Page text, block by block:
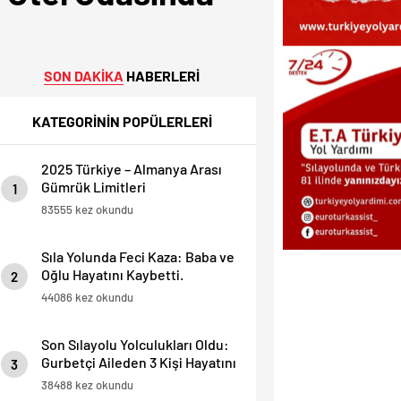
SON DAKİKA HABERLERİ
KATEGORİNİN POPÜLERLERİ
1
2025 Türkiye – Almanya Arası
Gümrük Limitleri
83555 kez okundu
2
Sıla Yolunda Feci Kaza: Baba ve
Oğlu Hayatını Kaybetti.
44086 kez okundu
3
Son Sılayolu Yolculukları Oldu:
Gurbetçi Aileden 3 Kişi Hayatını
Kaybetti.
38488 kez okundu